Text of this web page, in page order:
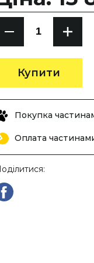
Купити
Покупка
Оплата